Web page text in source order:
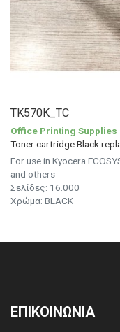
TK570K_TC
Office Printing Supplies
Toner cartridge Black
For use in Kyocera
and others
Σελίδες: 16.000
Χρώμα: BLACK
ΕΠΙΚΟΙΝΩΝΙΑ